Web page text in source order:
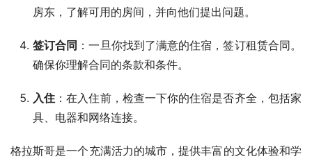
房东，了解可用的房间，并向他们提出问题。
签订合同 ：一旦你找到了满意的住宿，签订租赁合同。
确保你理解合同的条款和条件。
入住 ：在入住前，检查一下你的住宿是否齐全，包括家
具、电器和网络连接。
格拉斯哥是一个充满活力的城市，提供丰富的文化体验和学